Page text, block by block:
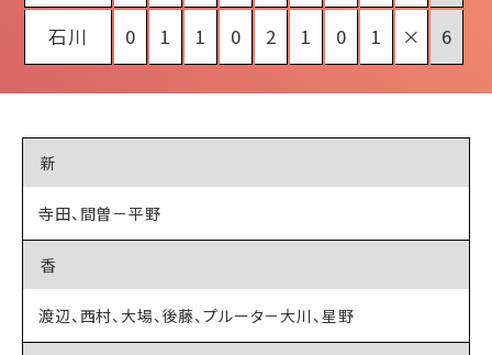
石川 0 1 1 0 2 1 0 1 × 6
新
寺田、間曽－平野
香
渡辺、西村、大場、後藤、プルータ－大川、星野